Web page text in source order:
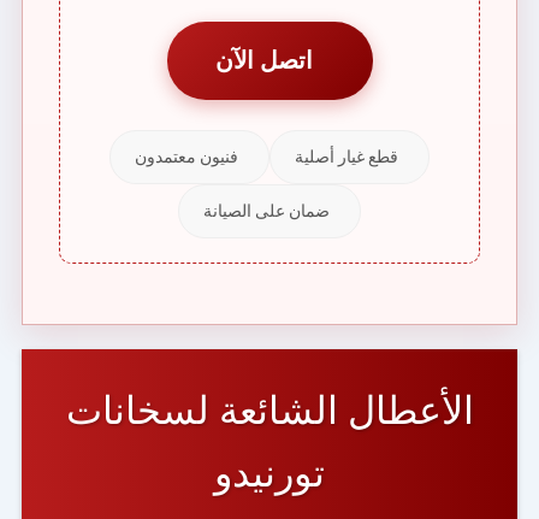
اتصل الآن
قطع غيار أصلية فنيون معتمدون
ضمان على الصيانة
الأعطال الشائعة لسخانات
تورنيدو